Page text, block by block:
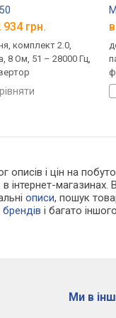
934 грн.
комплект 2.0,
8 Ом, 51 – 28000 Гц,
описів і цін на
інтернет-
описи, пошук
і багато
Ми в